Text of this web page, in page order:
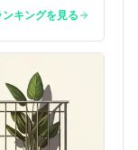
ンキングを見る